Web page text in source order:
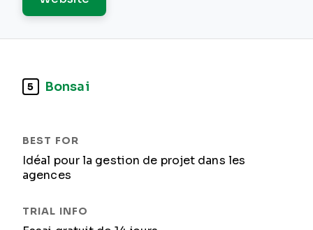
5 Bonsai
Idéal pour la gestion de projet dans les
agences